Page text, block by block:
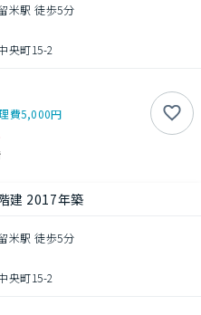
米駅 徒歩5分
央町15-2
費5,000円
建 2017年築
米駅 徒歩5分
央町15-2